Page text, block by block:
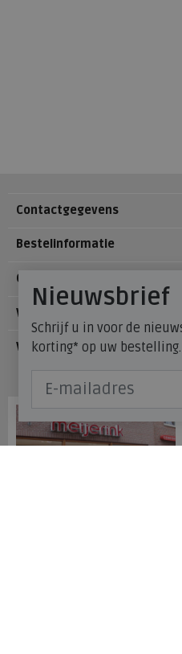
Contactgegevens
Bestelinformatie
Over Meijerink Schoenen
Voetzorg
Veelgestelde vragen
Nieuwsbrief
Schrijf u in voor de
korting* op uw bestelling.